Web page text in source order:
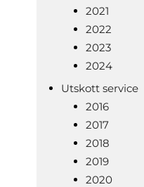
2021
2022
2023
2024
Utskott service
2016
2017
2018
2019
2020